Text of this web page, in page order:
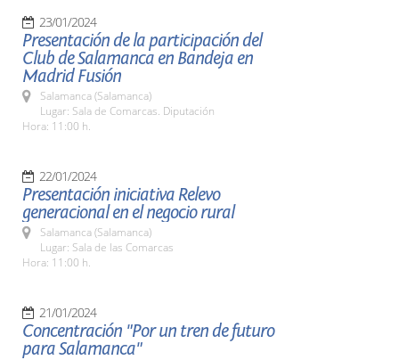
23/01/2024
Presentación de la participación del
Club de Salamanca en Bandeja en
Madrid Fusión
Salamanca (Salamanca)
Lugar: Sala de Comarcas. Diputación
Hora: 11:00 h.
22/01/2024
Presentación iniciativa Relevo
generacional en el negocio rural
Salamanca (Salamanca)
Lugar: Sala de las Comarcas
Hora: 11:00 h.
21/01/2024
Concentración "Por un tren de futuro
para Salamanca"